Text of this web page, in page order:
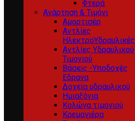
Φτερά
Ανάρτηση & Τιμόνι
Αμορτισέρ
Αντλίες
ΗλεκτροΥδραυλικές
Αντλίες Υδραυλικού
Τιμονιού
Βάσεις -Υποδοχές
Εδρανα
Δοχεία υδραυλικού
Ημιαξόνια
Κολώνα τιμονιού
Κρεμαγιέρα